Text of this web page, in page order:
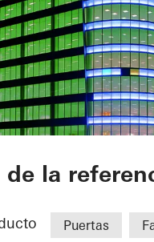
de la
Puertas